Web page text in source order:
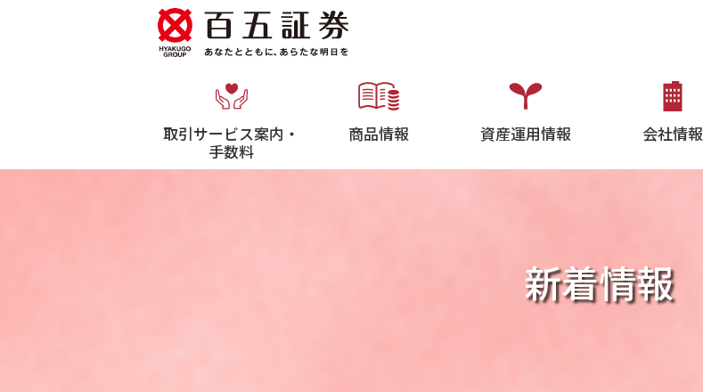
取引サービス案内・
手数料
商品情報 資産運用情報 会社情報
新着情報